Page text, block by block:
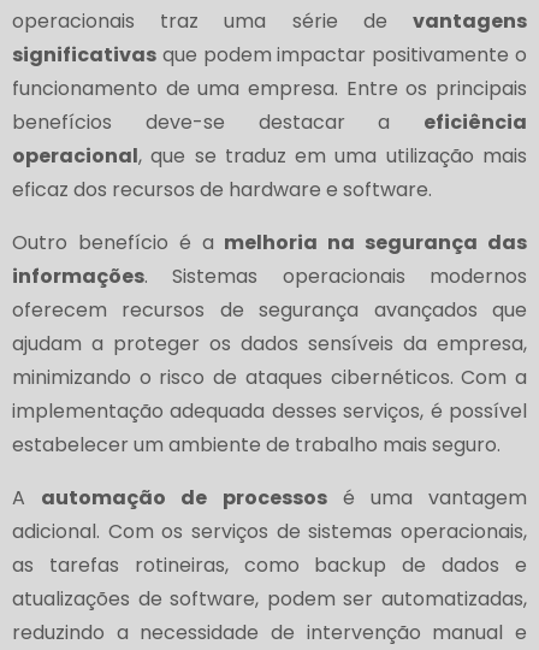
operacionais traz uma série de vantagens
significativas que podem impactar positivamente o
funcionamento de uma empresa. Entre os principais
benefícios deve-se destacar a eficiência
operacional, que se traduz em uma utilização mais
eficaz dos recursos de hardware e software.
Outro benefício é a melhoria na segurança das
informações. Sistemas operacionais modernos
oferecem recursos de segurança avançados que
ajudam a proteger os dados sensíveis da empresa,
minimizando o risco de ataques cibernéticos. Com a
implementação adequada desses serviços, é possível
estabelecer um ambiente de trabalho mais seguro.
A automação de processosé uma vantagem
adicional. Com os serviços de sistemas operacionais,
as tarefas rotineiras, como backup de dados e
atualizações de software, podem ser automatizadas,
reduzindo a necessidade de intervenção manual e